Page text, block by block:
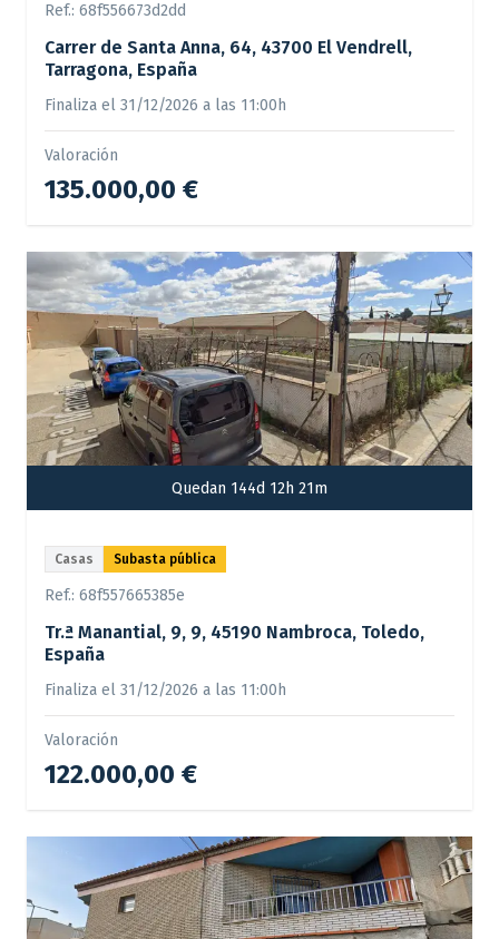
Ref.: 68f556673d2dd
Carrer de Santa Anna, 64, 43700 El Vendrell,
Tarragona, España
Finaliza el 31/12/2026 a las 11:00h
Valoración
135.000,00 €
Quedan 144d 12h 21m
Casas Subasta pública
Ref.: 68f557665385e
Tr.ª Manantial, 9, 9, 45190 Nambroca, Toledo,
España
Finaliza el 31/12/2026 a las 11:00h
Valoración
122.000,00 €